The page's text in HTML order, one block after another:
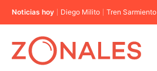
Noticias hoy Diego Milito Tren Sarmiento